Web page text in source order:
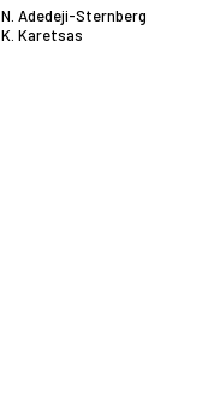
N. Adedeji-Sternberg
K. Karetsas